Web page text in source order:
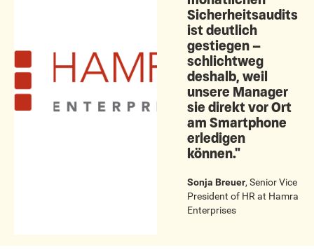
Sicherheitsaudits
ist deutlich
gestiegen –
schlichtweg
deshalb, weil
unsere Manager
sie direkt vor Ort
am Smartphone
erledigen
können."
Sonja Breuer, Senior Vice
President of HRat Hamra
Enterprises